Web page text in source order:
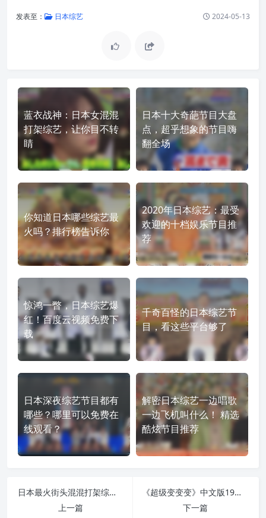
发表至： 日本综艺 2024-05-13
蓝衣战神：日本女混混
打架综艺，让你目不转
睛
日本十大奇葩节目大盘
点，超乎想象的节目嗨
翻全场
你知道日本哪些综艺最
火吗？排行榜告诉你
2020年日本综艺：最受
欢迎的十档娱乐节目推
荐
惊鸿一瞥，日本综艺爆
红！百度云视频免费下
载
千奇百怪的日本综艺节
目，看这些平台够了
日本深夜综艺节目都有
哪些？哪里可以免费在
线观看？
解密日本综艺一边唱歌
一边飞机叫什么！ 精选
酷炫节目推荐
日本最火街头混混打架综艺：残酷却富有看点
上一篇
《超级变变变》中文版19：用想象力挑战极限
下一篇